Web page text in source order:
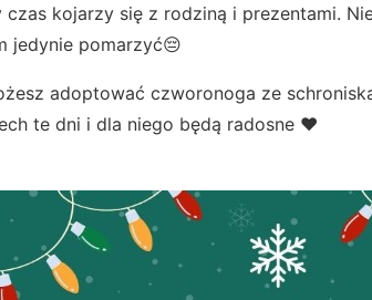
czas kojarzy się z rodziną i prezentami.
jedynie pomarzyć😔
adoptować czworonoga ze
te dni i dla niego będą radosne ❤️